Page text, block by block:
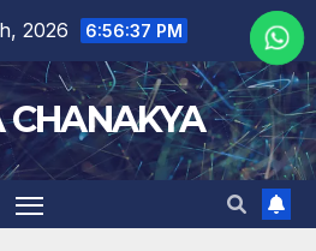
2026 6:56:37 PM
CHANAKYA